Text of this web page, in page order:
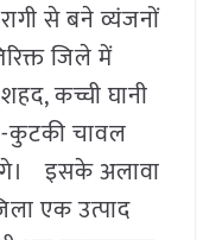
से बने व्यंजनों
जिले में
शहद, कच्ची घानी
कुटकी चावल
इसके अलावा
एक उत्पाद